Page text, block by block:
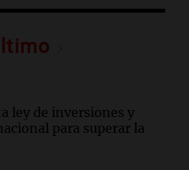
ley de inversiones y
para superar la